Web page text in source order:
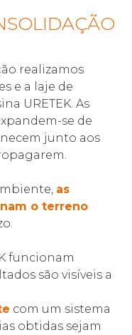
realizamos
e a laje de
URETEK. As
se de
junto aos
as
o terreno
funcionam
são visíveis a
com um sistema
obtidas sejam